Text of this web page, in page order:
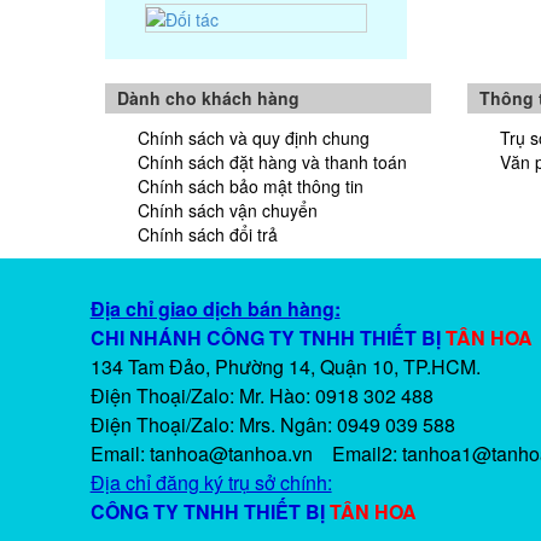
3C
Marienfeld
NHIỆT ẨM KẾ A200
Nhiệt Ẩm Kế E915022
NHIỆT ẨM KẾ TỰ GHI S100-EX
Máy cất nước 1 lần, WS-6,
Iwaki-Nhật
Nhiệt kế điện tử dạng bút Maxi-
Pen
Máy ly tâm sữa 3680 Funke
Gerber
Máy đếm khuẩn lac 8500 Funke
Gerber
Cốc Đo Tỷ Trọng BEVS
MÁY ĐO MÀU, ĐỘ TRẮNG,
MODEL NR60CP
ỐNG LƯU TRỮ CHỦNG VI SINH
CRYOBANK
Khúc xạ kế đo muối, đường,
cồn, mật ong
Máy đo pH để bàn, model: PHS-
3C
Dành cho khách hàng
Chính sách và quy định chung
Chính sách đặt hàng và thanh toán
Chính sách bảo mật thông tin
Chính sách vận chuyển
Chính sách đổi trả
Thông
Trụ
Văn
Địa chỉ giao dịch bán hàng:
CHI NHÁNH CÔNG TY TNHH THIẾT BỊTÂN HOA
134 Tam Đảo, Phường 14, Quận 10, TP.HCM.
Điện Thoại/Zalo: Mr. Hào: 0918 302 488
Điện Thoại/Zalo: Mrs. Ngân: 0949 039 588
Email: tanhoa@tanhoa.vn Email2:
Địa chỉ đăng ký trụ sở chính:
CÔNG TY TNHH THIẾT BỊTÂN HOA